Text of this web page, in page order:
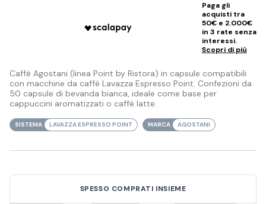
Paga gli
acquisti tra
50€ e 2.000€
in 3 rate senza
interessi.
Scopri di più
Caffè Agostani (linea Point by Ristora) in capsule compatibili
con macchine da caffè Lavazza Espresso Point. Confezioni da
50 capsule di bevanda bianca, ideale come base per
cappuccini aromatizzati o caffè latte.
SISTEMA LAVAZZA ESPRESSO POINT MARCA AGOSTANI
SPESSO COMPRATI INSIEME